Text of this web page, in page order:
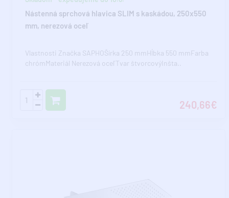
Nástenná sprchová hlavica SLIM s kaskádou, 250x550
mm, nerezová oceľ
Vlastnosti Značka SAPHOŠírka 250 mmHĺbka 550 mmFarba
chrómMateriál Nerezová oceľTvar štvorcovýInšta..
240,66€